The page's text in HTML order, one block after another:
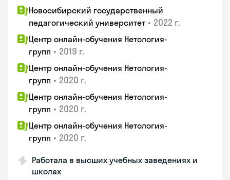
Новосибирский государственный
педагогический университет • 2022 г.
Центр онлайн-обучения Нетология-
групп • 2019 г.
Центр онлайн-обучения Нетология-
групп • 2020 г.
Центр онлайн-обучения Нетология-
групп • 2020 г.
Центр онлайн-обучения Нетология-
групп • 2020 г.
Работала в высших учебных заведениях и
школах